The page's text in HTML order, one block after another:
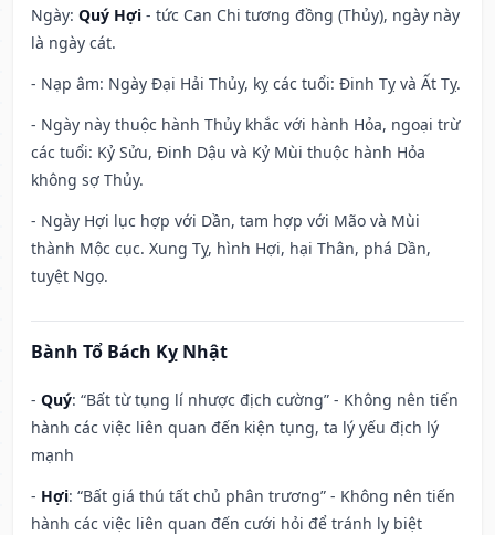
Ngày: Quý Hợi - tức Can Chi tương đồng (Thủy), ngày này
là ngày cát.
- Nạp âm: Ngày Đại Hải Thủy, kỵ các tuổi: Đinh Tỵ và Ất Tỵ.
- Ngày này thuộc hành Thủy khắc với hành Hỏa, ngoại trừ
các tuổi: Kỷ Sửu, Đinh Dậu và Kỷ Mùi thuộc hành Hỏa
không sợ Thủy.
- Ngày Hợi lục hợp với Dần, tam hợp với Mão và Mùi
thành Mộc cục. Xung Tỵ, hình Hợi, hại Thân, phá Dần,
tuyệt Ngọ.
Bành Tổ Bách Kỵ Nhật
- Quý: “Bất từ tụng lí nhược địch cường” - Không nên tiến
hành các việc liên quan đến kiện tụng, ta lý yếu địch lý
mạnh
- Hợi: “Bất giá thú tất chủ phân trương” - Không nên tiến
hành các việc liên quan đến cưới hỏi để tránh ly biệt